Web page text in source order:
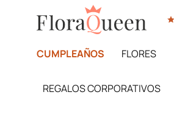
directamente
contenidoCUMPLEAÑOS FLORES
REGALOS CORPORATIVOS